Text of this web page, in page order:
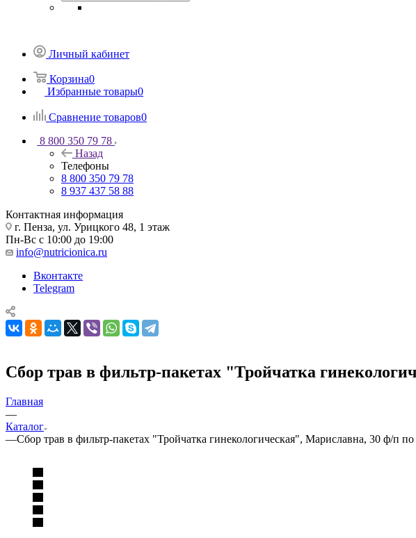
Личный кабинет
Корзина0
Избранные товары0
Сравнение товаров0
8 800 350 79 78
Назад
Телефоны
8 800 350 79 78
8 937 437 58 88
Контактная информация
г. Пенза, ул. Урицкого 48, 1 этаж
Пн-Вс с 10:00 до 19:00
info@nutricionica.ru
Вконтакте
Telegram
Сбор трав в фильтр-пакетах "Тройчатка
Главная
—
Каталог
—Сбор трав в фильтр-пакетах "Тройчатка гинекологическая", Мариславна, 30 ф/п по